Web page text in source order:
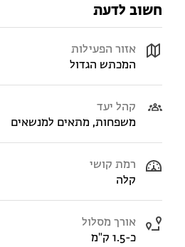
חשוב לדעת
אזור הפעילות
המכתש הגדול
קהל יעד
משפחות, מתאים למנשאים
רמת קושי
קלה
אורך מסלול
כ-1.5 ק"מ